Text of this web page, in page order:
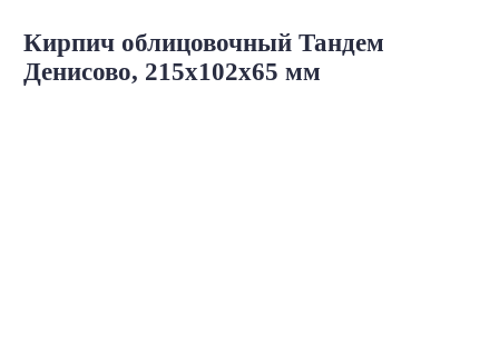
Кирпич облицовочный Тандем
Денисово, 215x102x65 мм